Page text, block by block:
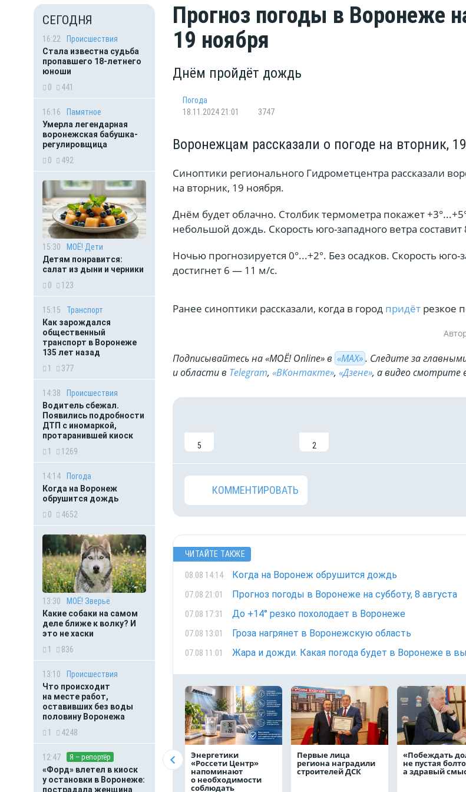
СЕГОДНЯ
16:22
Происшествия
Стала известна судьба
пропавшего 18-летнего
юноши
0
441
16:16
Памятное
Умерла легендарная
воронежская бабушка-
регулировщица
0
492
15:30
МОЁ! Дети
Детям понравится:
салат из дыни и черники
0
123
15:15
Транспорт
Как зарождался
общественный
транспорт в Воронеже
135 лет назад
1
377
14:38
Происшествия
Водитель сбежал.
Появились подробности
ДТП с иномаркой,
протаранившей киоск
1
1269
14:14
Погода
Когда на Воронеж
обрушится дождь
0
4652
13:30
МОЁ! Зверьё
Какие собаки на самом
деле ближе к волку? И
это не хаски
1
836
13:10
Происшествия
Что происходит
на месте работ,
оставивших без воды
половину Воронежа
1
4248
12:47 Я – репортёр
«Форд» влетел в киоск
у остановки в Воронеже:
пострадала женщина
Прогноз погоды в Воронеже
19 ноября
Днём пройдёт дождь
Погода
18.11.2024 21:01
3747
Воронежцам рассказали о погоде на вторник,
Синоптики регионального Гидрометцентра рассказали
на вторник, 19 ноября.
Днём будет облачно. Столбик термометра покажет
небольшой дождь. Скорость юго-западного ветра
Ночью прогнозируется 0°...+2°. Без осадков. Скорость юго-
достигнет 6 — 11 м/с.
Ранее синоптики рассказали, когда в город придёт резкое
Подписывайтесь на «МОЁ! Online» в «МАХ». Cледите за
и области в Telegram, «ВКонтакте», «Дзене», а видео смотрите
5 2
КОММЕНТИРОВАТЬ
ЧИТАЙТЕ ТАКЖЕ
08.08 14:14 Когда на Воронеж обрушится дождь
07.08 21:01 Прогноз погоды в Воронеже на субботу, 8 августа
07.08 17:31 До +14° резко похолодает в Воронеже
07.08 13:01 Гроза нагрянет в Воронежскую область
07.08 11:01 Жара и дожди. Какая погода будет в Воронеже в
Энергетики
«Россети Центр»
напоминают
о необходимости
соблюдать
Первые лица
региона наградили
строителей ДСК
«Побеждать
не пустая
а здравый